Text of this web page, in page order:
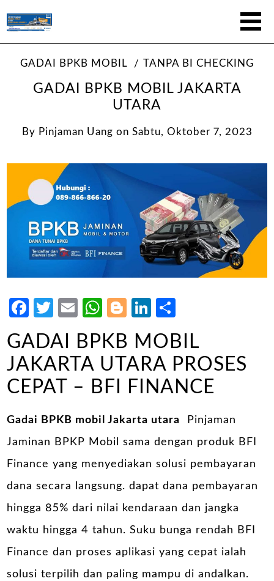
GADAI BPKB MOBIL TANPA BI CHECKING
GADAI BPKB MOBIL JAKARTA
UTARA
By Pinjaman Uang on Sabtu, Oktober 7, 2023
Facebook
Twitter
EmailWhatsApp
Blogger
LinkedIn
GADAI BPKB MOBIL
JAKARTA UTARA PROSES
CEPAT – BFI FINANCE
Gadai BPKB mobil Jakarta utara Pinjaman
Jaminan BPKP Mobil sama dengan produk BFI
Finance yang menyediakan solusi pembayaran
dana secara langsung. dapat dana pembayaran
hingga 85% dari nilai kendaraan dan jangka
waktu hingga 4 tahun. Suku bunga rendah BFI
Finance dan proses aplikasi yang cepat ialah
solusi terpilih dan paling mampu di andalkan.